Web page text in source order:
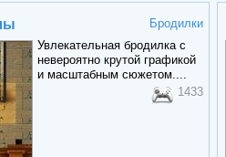
Бродилки
Увлекательная бродилка с
невероятно крутой графикой
и масштабным сюжетом....
1433